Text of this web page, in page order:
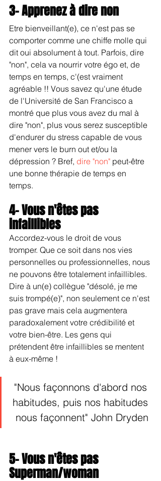
3- Apprenez à dire non
Etre bienveillant(e), ce n'est pas se
comporter comme une chiffe molle qui
dit oui absolument à tout. Parfois, dire
"non", cela va nourrir votre égo et, de
temps en temps, c'(est vraiment
agréable !! Vous savez qu'une étude
de l'Université de San Francisco a
montré que plus vous avez du mal à
dire "non", plus vous serez susceptible
d'endurer du stress capable de vous
mener vers le burn out et/ou la
dépression ? Bref, dire "non" peut-être
une bonne thérapie de temps en
temps.
4- Vous n'êtes pas
infaillibles
Accordez-vous le droit de vous
tromper. Que ce soit dans nos vies
personnelles ou professionnelles, nous
ne pouvons être totalement infaillibles.
Dire à un(e) collègue "désolé, je me
suis trompé(e)", non seulement ce n'est
pas grave mais cela augmentera
paradoxalement votre crédibilité et
votre bien-être. Les gens qui
prétendent être infaillibles se mentent
à eux-même !
"Nous façonnons d'abord nos
habitudes, puis nos habitudes
nous façonnent" John Dryden
5- Vous n'êtes pas
Superman/woman